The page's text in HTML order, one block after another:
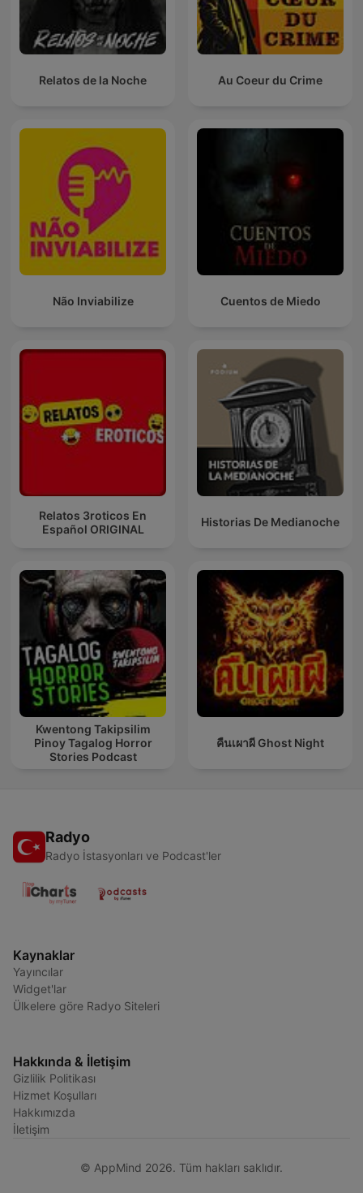
Relatos de la Noche Au Coeur du Crime
Não Inviabilize Cuentos de Miedo
Relatos 3roticos En
Español ORIGINAL
Historias De Medianoche
Kwentong Takipsilim
Pinoy Tagalog Horror
Stories Podcast
คืนเผาผี Ghost Night
Radyo
Radyo İstasyonları ve Podcast'ler
Kaynaklar
Yayıncılar
Widget'lar
Ülkelere göre Radyo Siteleri
Hakkında & İletişim
Gizlilik Politikası
Hizmet Koşulları
Hakkımızda
İletişim
© AppMind 2026. Tüm hakları saklıdır.